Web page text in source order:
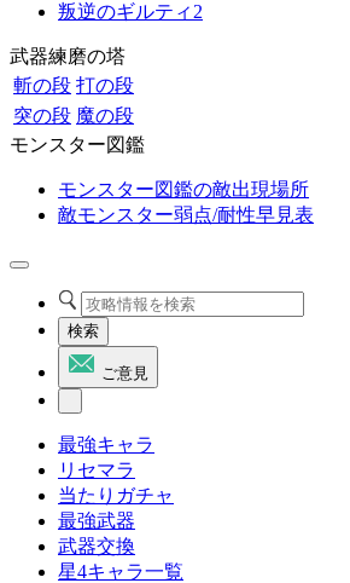
叛逆のギルティ2
武器練磨の塔
斬の段 打の段
突の段 魔の段
モンスター図鑑
モンスター図鑑の敵出現場所
敵モンスター弱点/耐性早見表
検索
ご意見
最強キャラ
リセマラ
当たりガチャ
最強武器
武器交換
星4キャラ一覧